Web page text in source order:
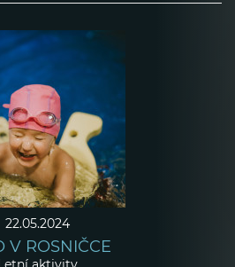
22.05.2024
V ROSNIČCE